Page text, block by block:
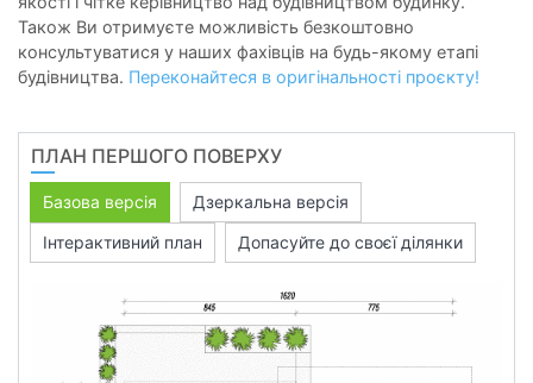
Також Ви отримуєте можливість безкоштовно
консультуватися у наших фахівців на будь-якому етапі
будівництва. Переконайтеся в оригінальності проєкту!
ПЛАН ПЕРШОГО ПОВЕРХУ
Базова версія
Дзеркальна версія
Інтерактивний план
Допасуйте до своєї ділянки